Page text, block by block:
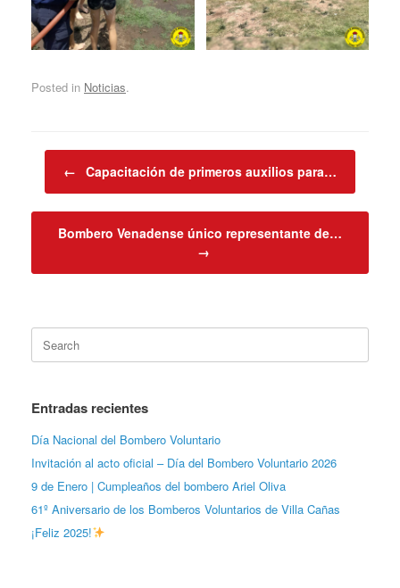
Posted in Noticias.
← Capacitación de primeros auxilios para…
Bombero Venadense único representante de…
→
Search
for:
Entradas recientes
Día Nacional del Bombero Voluntario
Invitación al acto oficial – Día del Bombero Voluntario 2026
9 de Enero | Cumpleaños del bombero Ariel Oliva
61º Aniversario de los Bomberos Voluntarios de Villa Cañas
¡Feliz 2025!